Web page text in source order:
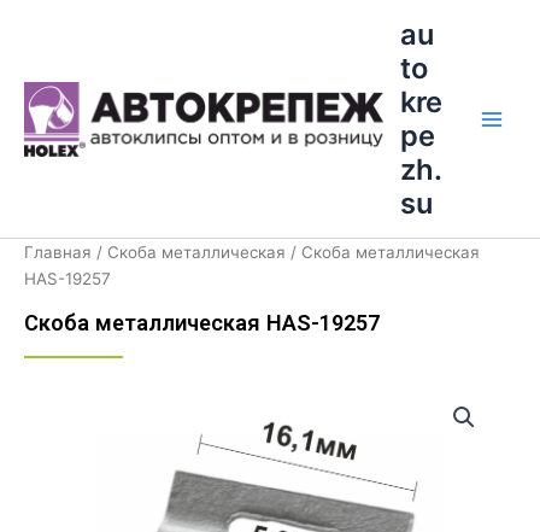
au
to
kre
pe
zh.
su
Главная / Скоба металлическая / Скоба металлическая
HAS-19257
Скоба металлическая HAS-19257